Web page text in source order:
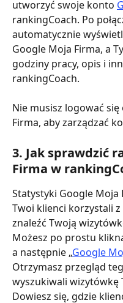
utworzyć swoje konto
rankingCoach. Po
automatycznie
Google Moja Firma, a
godziny pracy, opis i
rankingCoach.
Nie musisz logować
Firma, aby zarządzać
3. Jak sprawdzić
Firma w
Statystyki Google Moja
Twoi klienci korzystali
znaleźć Twoją
Możesz po prostu
a następnie „Google
Otrzymasz przegląd
wyszukiwali wizytówkę
Dowiesz się, gdzie